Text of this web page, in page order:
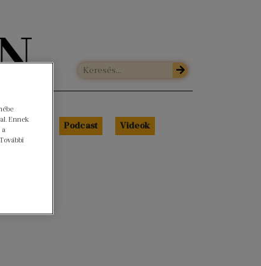
Portré Podcast Videók
Ennek
a